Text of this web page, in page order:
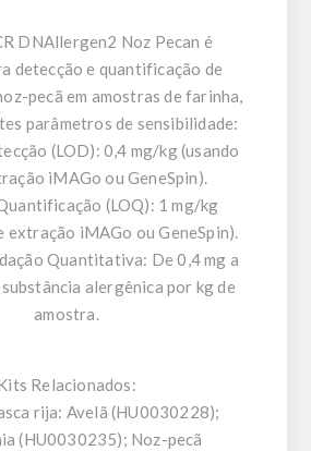
DNAllergen2 Noz Pecan é
detecção e quantificação de
pecã em amostras de farinha,
parâmetros de sensibilidade:
(LOD): 0,4 mg/kg (usando
iMAGo ou GeneSpin).
(LOQ): 1 mg/kg
extração iMAGo ou GeneSpin).
Quantitativa: De 0,4 mg a
alergênica por kg de
amostra.
Relacionados:
rija: Avelã (HU0030228);
(HU0030235); Noz-pecã